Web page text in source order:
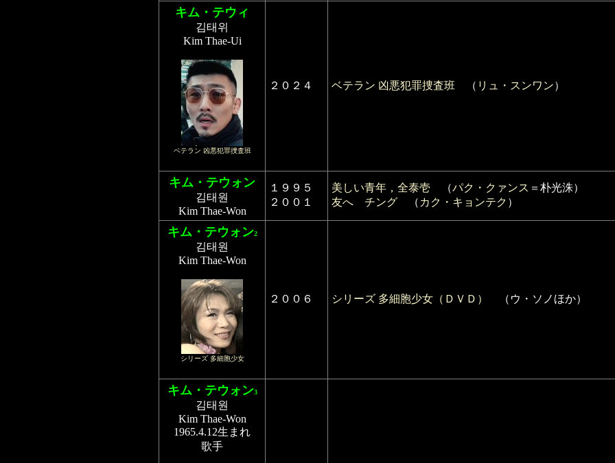
キム・テウィ
김태위
Kim Thae-Ui
ベテラン 凶悪犯罪捜査班
２０２４ ベテラン 凶悪犯罪捜査班 （ リュ・スンワン）
キム・テウォン
김태원
Kim Thae-Won
１９９５
２００１
美しい青年，全泰壱 （パク・クァンス ＝朴光洙）
友へ チング（ カク・キョンテク ）
キム・テウォン2
김태원
Kim Thae-Won
シリーズ 多細胞少女
２００６ シリーズ 多細胞少女（ＤＶＤ） （ウ・ソノほか）
キム・テウォン3
김태원
Kim Thae-Won
1965.4.12生まれ
歌手